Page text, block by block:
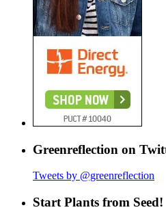
Greenreflection on
Tweets by @greenreflection
Start Plants from Seed!